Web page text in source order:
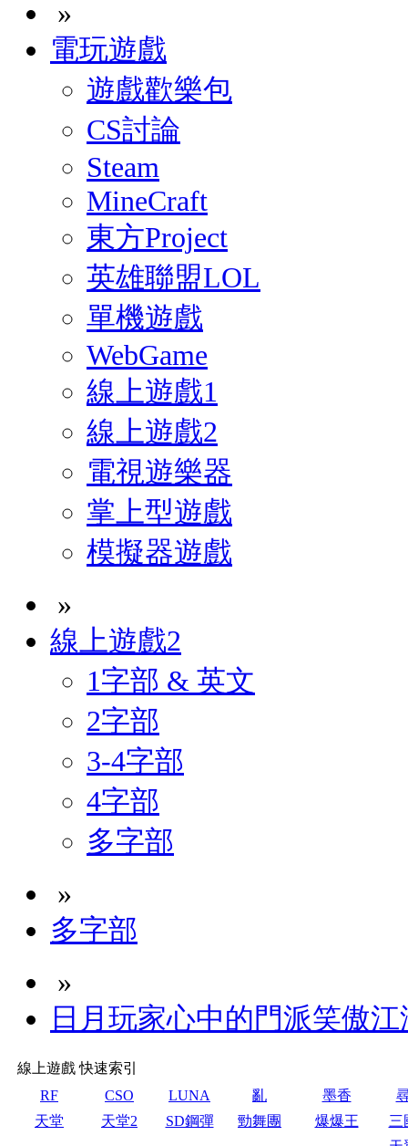
»
電玩遊戲
遊戲歡樂包
CS討論
Steam
MineCraft
東方Project
英雄聯盟LOL
單機遊戲
WebGame
線上遊戲1
線上遊戲2
電視遊樂器
掌上型遊戲
模擬器遊戲
»
線上遊戲2
1字部 & 英文
2字部
3-4字部
4字部
多字部
»
多字部
»
日月玩家心中的門派笑傲
線上遊戲 快速索引
RF
CSO LUNA 亂 墨香
天堂
天堂2 SD鋼彈 勁舞團 爆爆王
三